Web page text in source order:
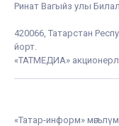
Ринат Вагыйз улы
420066, Татарстан
йорт.
«ТАТМЕДИА»
«Татар-информ»